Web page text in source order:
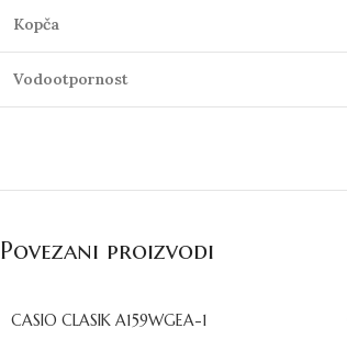
Kopča
Vodootpornost
Povezani proizvodi
CASIO CLASIK A159WGEA-1